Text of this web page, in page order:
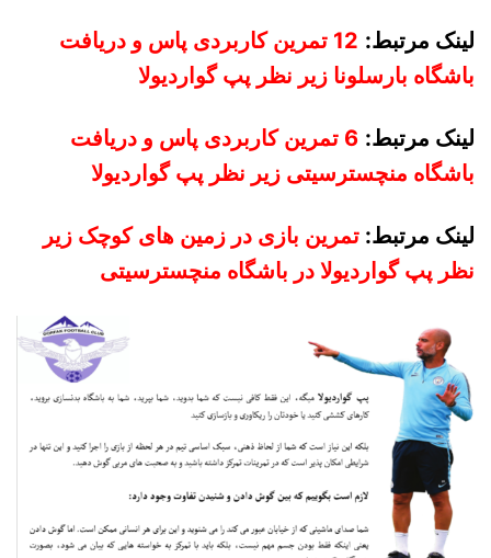
لینک مرتبط:
12 تمرین کاربردی پاس و دریافت
باشگاه بارسلونا زیر نظر پپ گواردیولا
لینک مرتبط:
6 تمرین کاربردی پاس و دریافت
باشگاه منچسترسیتی زیر نظر پپ گواردیولا
لینک مرتبط:تمرین بازی در زمین های کوچک زیر
نظر پپ گواردیولا در باشگاه منچسترسیتی